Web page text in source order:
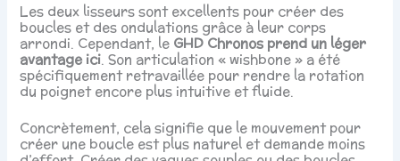
Les deux lisseurs sont excellents pour créer des
boucles et des ondulations grâce à leur corps
arrondi. Cependant, le GHD Chronos prend un léger
avantage ici. Son articulation « wishbone » a été
spécifiquement retravaillée pour rendre la rotation
du poignet encore plus intuitive et fluide.
Concrètement, cela signifie que le mouvement pour
créer une boucle est plus naturel et demande moins